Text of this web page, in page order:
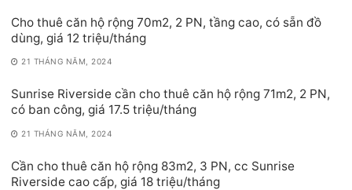
Cho thuê căn hộ rộng 70m2, 2 PN, tầng cao, có sẵn đồ
dùng, giá 12 triệu/tháng
21 THÁNG NĂM, 2024
Sunrise Riverside cần cho thuê căn hộ rộng 71m2, 2 PN,
có ban công, giá 17.5 triệu/tháng
21 THÁNG NĂM, 2024
Cần cho thuê căn hộ rộng 83m2, 3 PN, cc Sunrise
Riverside cao cấp, giá 18 triệu/tháng